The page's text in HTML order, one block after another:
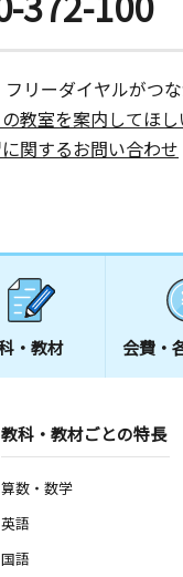
フリーダイヤルがつ
教室を案内してほし
関するお問い合わせ
・教材 会費・
教科・教材ごとの特長
算数・数学
英語
国語